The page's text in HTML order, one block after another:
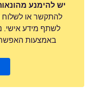
יש להימנע
להתקשר או לשלוח
לשתף מידע אישי.
באמצעות